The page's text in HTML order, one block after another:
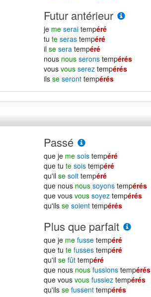
Futur antérieur
je meserai tempéré
tuteseras tempéré
ilsesera tempéré
nous nousserons tempérés
vousvousserez tempérés
ilsseseront tempérés
Passé
que je mesois tempéré
que tutesois tempéré
qu'ilsesoit tempéré
que nous noussoyons tempérés
que vousvoussoyez tempérés
qu'ilssesoient tempérés
Plus que parfait
que je mefusse tempéré
que tutefusses tempéré
qu'ilsefût tempéré
que nous nousfussions tempérés
que vousvousfussiez tempérés
qu'ilssefussent tempérés